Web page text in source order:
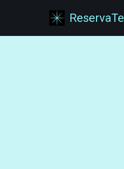
al
ReservaTe